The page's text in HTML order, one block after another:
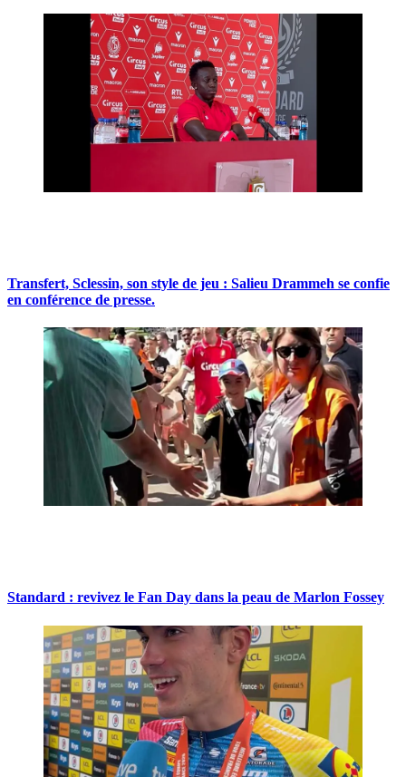
Transfert, Sclessin, son style de jeu : Salieu Drammeh se confie
en conférence de presse.
Standard : revivez le Fan Day dans la peau de Marlon Fossey